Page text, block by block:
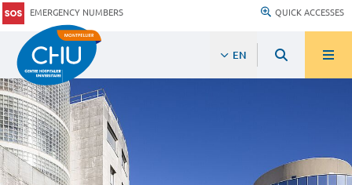
EMERGENCY NUMBERS QUICK ACCESSES
EN